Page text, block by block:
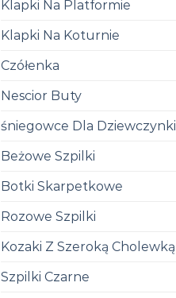
Klapki Na Platformie
Klapki Na Koturnie
Czółenka
Nescior Buty
śniegowce Dla Dziewczynki
Beżowe Szpilki
Botki Skarpetkowe
Rozowe Szpilki
Kozaki Z Szeroką Cholewką
Szpilki Czarne